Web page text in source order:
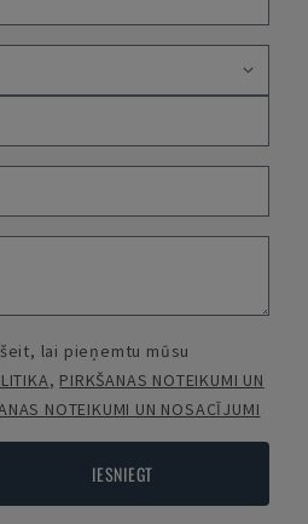
lai pieņemtu mūsu
, PIRKŠANAS NOTEIKUMI UN
NOTEIKUMI UN NOSACĪJUMI
IESNIEGT